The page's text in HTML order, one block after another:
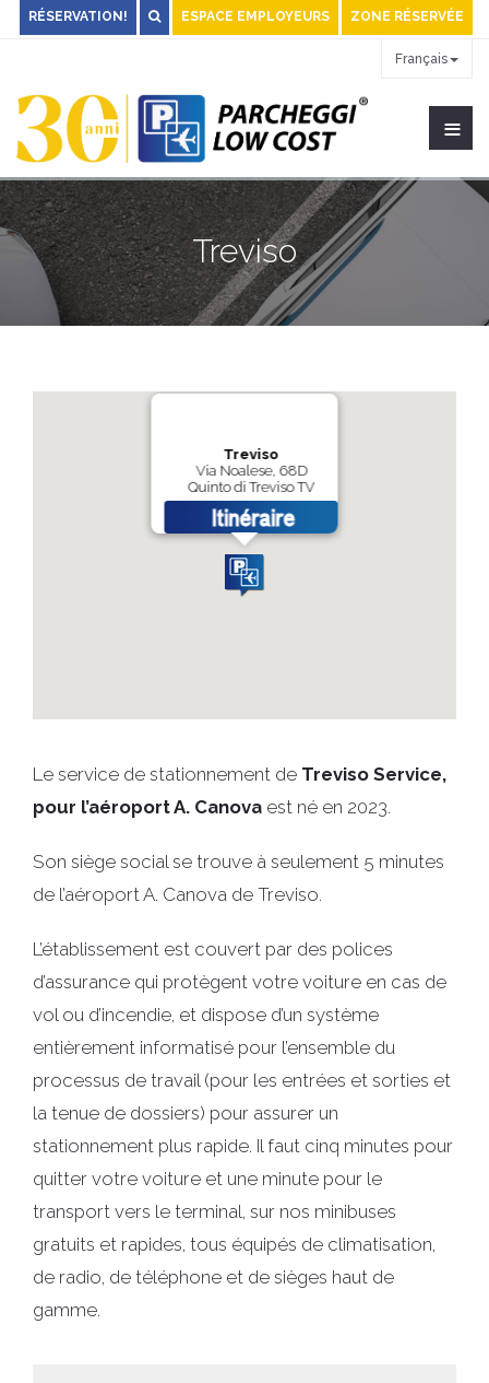
RÉSERVATION! ESPACE EMPLOYEURS ZONE RÉSERVÉE
Français
≡
Treviso
Treviso
Via Noalese, 68D
Quinto di Treviso TV
Le service de stationnement de Treviso Service,
pour l’aéroport A. Canova est né en 2023.
Son siège social se trouve à seulement 5 minutes
de l’aéroport A. Canova de Treviso.
L’établissement est couvert par des polices
d’assurance qui protègent votre voiture en cas de
vol ou d’incendie, et dispose d’un système
entièrement informatisé pour l’ensemble du
processus de travail (pour les entrées et sorties et
la tenue de dossiers) pour assurer un
stationnement plus rapide. Il faut cinq minutes pour
quitter votre voiture et une minute pour le
transport vers le terminal, sur nos minibuses
gratuits et rapides, tous équipés de climatisation,
de radio, de téléphone et de sièges haut de
gamme.